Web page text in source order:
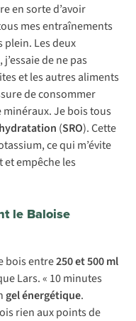
en sorte d’avoir
mes entraînements
plein. Les deux
de ne pas
et les autres aliments
de consommer
minéraux. Je bois tous
(SRO). Cette
ce qui m’évite
empêche les
le Baloise
bois entre250 et 500 ml
Lars. « 10 minutes
gel énergétique.
rien aux points de